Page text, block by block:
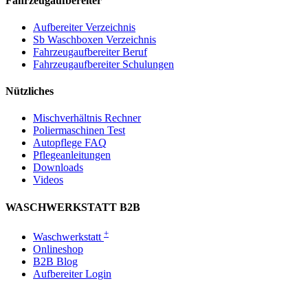
Aufbereiter Verzeichnis
Sb Waschboxen Verzeichnis
Fahrzeugaufbereiter Beruf
Fahrzeugaufbereiter Schulungen
Nützliches
Mischverhältnis Rechner
Poliermaschinen Test
Autopflege FAQ
Pflegeanleitungen
Downloads
Videos
WASCHWERKSTATT B2B
Waschwerkstatt +
Onlineshop
B2B Blog
Aufbereiter Login